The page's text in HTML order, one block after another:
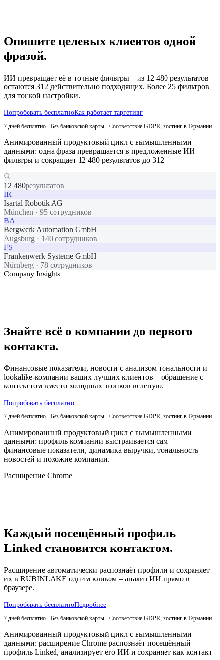
Опишите целевых клиентов одной
фразой.
ИИ превращает её в точные фильтры – из 12 480 результатов
остаются 312 действительно подходящих. Более 25 фильтров
для тонкой настройки.
Попробовать бесплатноКак работает таргетинг
7 дней бесплатно · Без банковской карты · Соответствие GDPR, хостинг в Германии
Анимированный продуктовый цикл с вымышленными
данными: одна фраза превращается в предложенные ИИ
фильтры и сокращает 12 480 результатов до 312.
12 480результатов
IR
Isartal Robotik AG
München · 95 сотрудников
BA
Bergwerk Automation GmbH
Augsburg · 140 сотрудников
FS
Frankenwerk Systeme GmbH
Nürnberg · 78 сотрудников
Company Insights
Знайте всё о компании до первого
контакта.
Финансовые показатели, новости с анализом тональности и
lookalike-компании ваших лучших клиентов – обращение с
контекстом вместо холодных звонков вслепую.
Попробовать бесплатно
7 дней бесплатно · Без банковской карты · Соответствие GDPR, хостинг в Германии
Анимированный продуктовый цикл с вымышленными
данными: профиль компании выстраивается сам –
финансовые показатели, динамика выручки, тональность
новостей и похожие компании.
Расширение Chrome
Каждый посещённый профиль
Linked становится контактом.
Расширение автоматически распознаёт профили и сохраняет
их в RUBINLAKE одним кликом – анализ ИИ прямо в
браузере.
Попробовать бесплатноПодробнее
7 дней бесплатно · Без банковской карты · Соответствие GDPR, хостинг в Германии
Анимированный продуктовый цикл с вымышленными
данными: расширение Chrome распознаёт посещённый
профиль Linked, анализирует его ИИ и сохраняет как контакт